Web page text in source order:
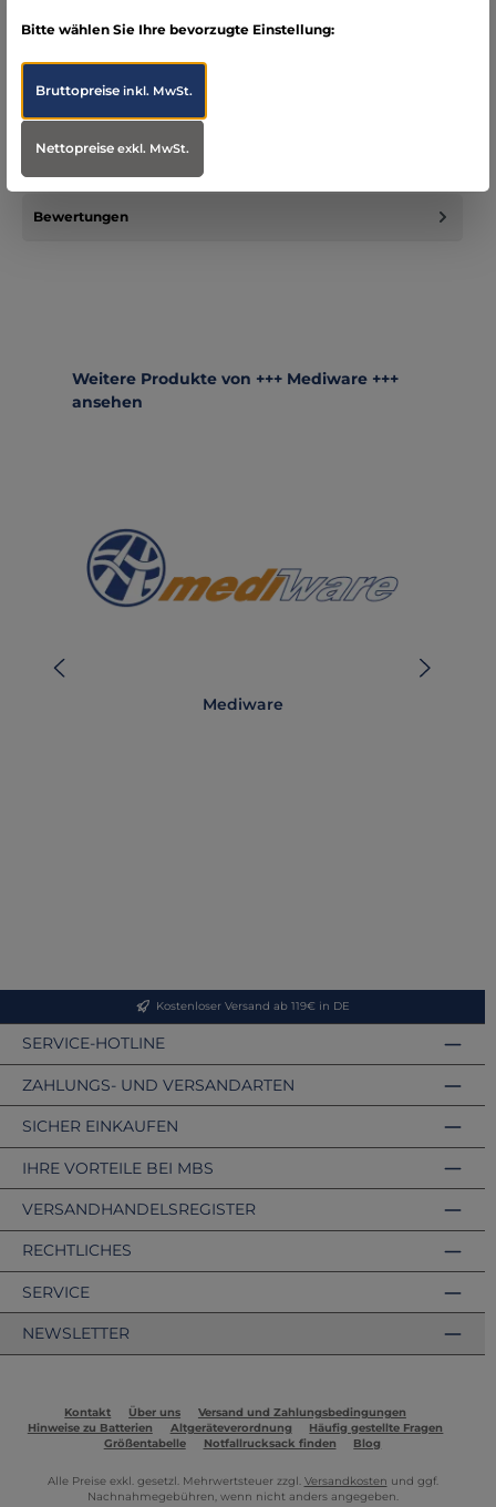
Folgende Infos zum Hersteller sind verfübar...
Bewertungen
Produktgalerie überspringen
Weitere Produkte von +++ Mediware +++
ansehen
Mediware
Kostenloser Versand ab 119€ in DE
SERVICE-HOTLINE
ZAHLUNGS- UND VERSANDARTEN
VERSANDHANDELSREGISTER
SICHER EINKAUFEN
IHRE VORTEILE BEI MBS
RECHTLICHES
SERVICE
NEWSLETTER
Kontakt Über uns
Versand und Zahlungsbedingungen
Hinweise zu Batterien
Altgeräteverordnung
Häufig gestellte Fragen
Größentabelle
Notfallrucksack finden Blog
Alle Preise exkl. gesetzl. Mehrwertsteuer zzgl. Versandkosten und ggf.
Nachnahmegebühren, wenn nicht anders angegeben.
Bitte wählen Sie Ihre bevorzugte Einstellung:
Bruttopreiseinkl. MwSt.
Nettopreiseexkl. MwSt.